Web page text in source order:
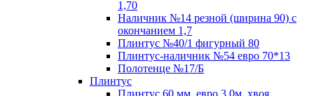
1,70
Наличник №14 резной (ширина 90) с
окончанием 1,7
Плинтус №40/1 фигурный 80
Плинтус-наличник №54 евро 70*13
Полотенце №17/Б
Плинтус
Плинтус 60 мм. евро 3,0м. хвоя